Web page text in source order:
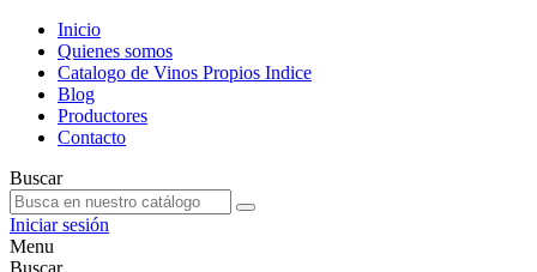
Inicio
Quienes somos
Catalogo de Vinos Propios Indice
Blog
Productores
Contacto
Buscar
Iniciar sesión
Menu
Buscar